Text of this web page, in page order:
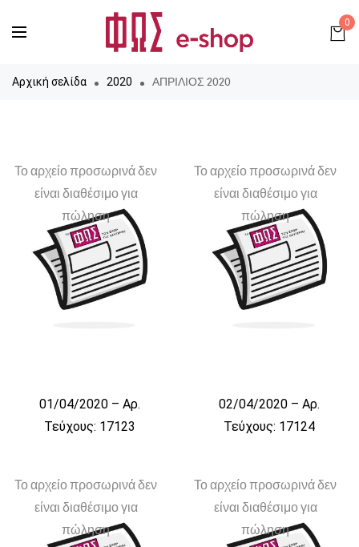
0
Αρχική σελίδα 2020 ΑΠΡΙΛΙΟΣ 2020
Το αρχείο προσωρινά δεν
είναι διαθέσιμο για
πώληση
01/04/2020 – Αρ.
Τεύχους: 17123
Το αρχείο προσωρινά δεν
είναι διαθέσιμο για
πώληση
02/04/2020 – Αρ.
Τεύχους: 17124
Το αρχείο προσωρινά δεν
είναι διαθέσιμο για
πώληση
Το αρχείο προσωρινά δεν
είναι διαθέσιμο για
πώληση